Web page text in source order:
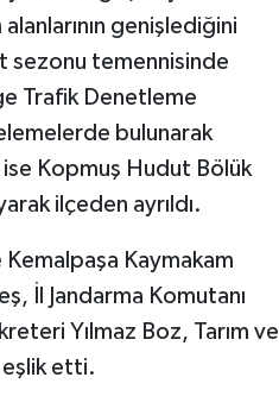
genişlediğini
sezonu temennisinde
Trafik Denetleme
bulunarak
ise Kopmuş Hudut Bölük
ilçeden ayrıldı.
Kaymakam
İl Jandarma Komutanı
Yılmaz Boz, Tarım ve
etti.